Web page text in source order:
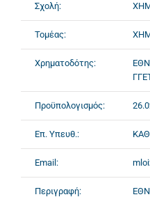
Σχολή:
Τομέας:
Χρηματοδότης:
Προϋπολογισμός:
Επ. Υπευθ.:
Email:
Περιγραφή: